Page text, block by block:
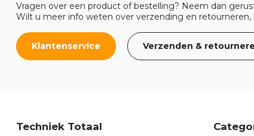
Vragen over een product of bestelling? Neem dan
Wilt u meer info weten over verzending en retourneren,
Klantenservice Verzenden &
Techniek Totaal